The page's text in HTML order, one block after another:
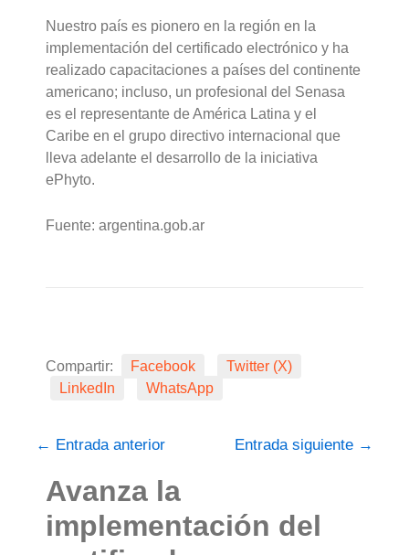
Nuestro país es pionero en la región en la
implementación del certificado electrónico y ha
realizado capacitaciones a países del continente
americano; incluso, un profesional del Senasa
es el representante de América Latina y el
Caribe en el grupo directivo internacional que
lleva adelante el desarrollo de la iniciativa
ePhyto.
Fuente: argentina.gob.ar
Compartir: Facebook
Twitter (X)
LinkedIn
WhatsApp
← Entrada anterior Entrada siguiente →
Avanza la
implementación del